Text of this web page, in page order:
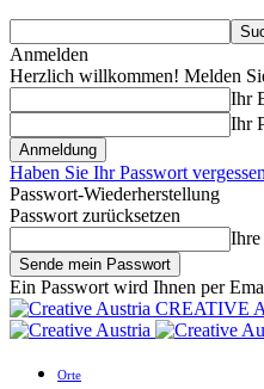
Anmelden
Herzlich willkommen! Melden
Ihr
Ihr
Haben Sie Ihr Passwort
Passwort-Wiederherstellung
Passwort zurücksetzen
Ein Passwort wird Ihnen per
CREATIVE
Orte